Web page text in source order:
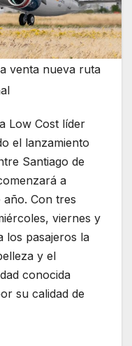
venta nueva ruta
Low Cost líder
el lanzamiento
Santiago de
a
año. Con tres
viernes y
los pasajeros la
y el
conocida
su calidad de